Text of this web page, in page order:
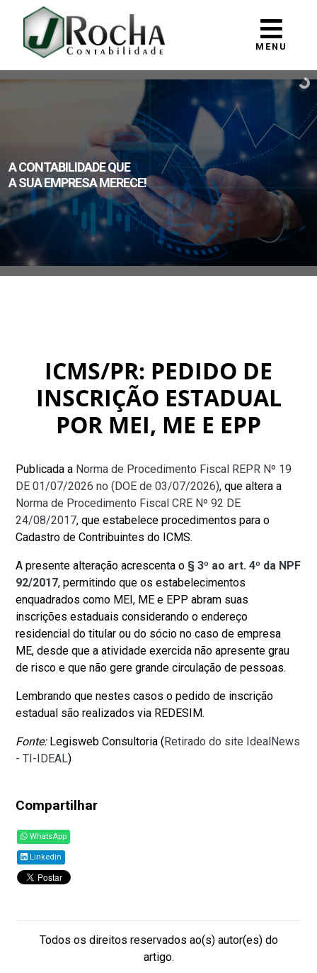
MENU
A CONTABILIDADE QUE
A SUA EMPRESA MERECE!
ICMS/PR: PEDIDO DE
INSCRIÇÃO ESTADUAL
POR MEI, ME E EPP
Publicada a Norma de Procedimento Fiscal REPR Nº 19
DE 01/07/2026 no (DOE de 03/07/2026), que altera a
Norma de Procedimento Fiscal CRE Nº 92 DE
24/08/2017, que estabelece procedimentos para o
Cadastro de Contribuintes do ICMS.
A presente alteração acrescenta o § 3º ao art. 4º da NPF
92/2017, permitindo que os estabelecimentos
enquadrados como MEI, ME e EPP abram suas
inscrições estaduais considerando o endereço
residencial do titular ou do sócio no caso de empresa
ME, desde que a atividade exercida não apresente grau
de risco e que não gere grande circulação de pessoas.
Lembrando que nestes casos o pedido de inscrição
estadual são realizados via REDESIM.
Fonte:Legisweb Consultoria (Retirado do site IdealNews
- TI-IDEAL)
Compartilhar
WhatsApp
Linkedin
Todos os direitos reservados ao(s) autor(es) do
artigo.